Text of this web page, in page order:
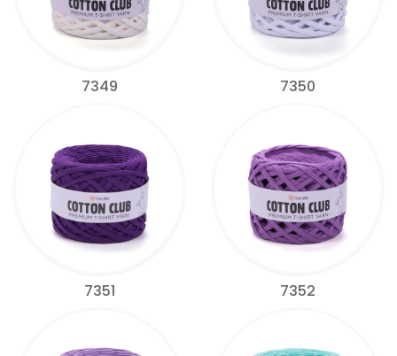
7349 7350
7351 7352